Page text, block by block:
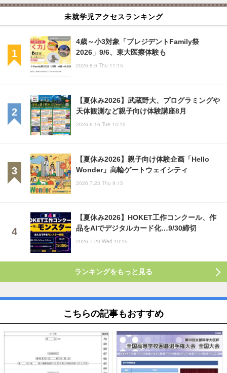
未就学児アクセスランキング
4歳～小3対象「プレジデントFamily祭
2026」9/6、東大医療体験も
2026.8.6 Thu 11:15
【夏休み2026】武蔵野大、プログラミングや
天体観測など親子向け体験講座8月
2026.6.16 Tue 15:15
【夏休み2026】親子向け体験企画「Hello
Wonder」高輪ゲートウェイシティ
2026.7.23 Thu 9:15
【夏休み2026】HOKET工作コンクール、作
品をAIでデジタルカード化…9/30締切
2026.7.29 Wed 10:15
ランキングをもっと見る
こちらの記事もおすすめ